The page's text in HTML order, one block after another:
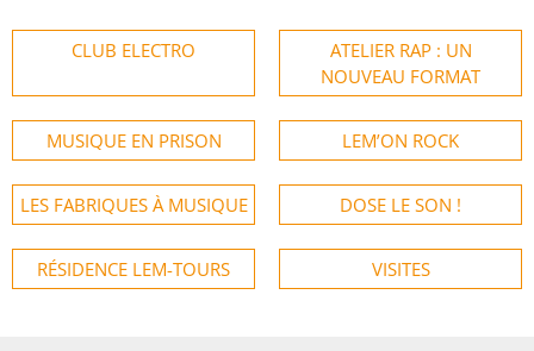
CLUB ELECTRO
ATELIER RAP : UN
NOUVEAU FORMAT
MUSIQUE EN PRISON LEM’ON ROCK
LES FABRIQUES À MUSIQUE DOSE LE SON !
RÉSIDENCE LEM-TOURS VISITES